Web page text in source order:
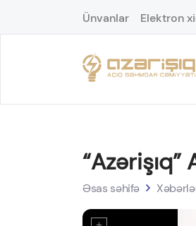
Ünvanlar Elektron
Əsas səhifə